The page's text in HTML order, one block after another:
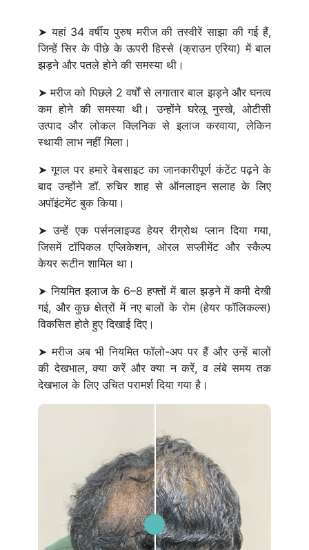
➤ यहां 34 वर्षीय पुरुष मरीज की तस्वीरें साझा की गई हैं,
जिन्हें सिर के पीछे के ऊपरी हिस्से (क्राउन एरिया) में बाल
झड़ने और पतले होने की समस्या थी।
➤ मरीज को पिछले 2 वर्षों से लगातार बाल झड़ने और घनत्व
कम होने की समस्या थी। उन्होंने घरेलू नुस्खे, ओटीसी
उत्पाद और लोकल क्लिनिक से इलाज करवाया, लेकिन
स्थायी लाभ नहीं मिला।
➤ गूगल पर हमारे वेबसाइट का जानकारीपूर्ण कंटेंट पढ़ने के
बाद उन्होंने डॉ. रुचिर शाह से ऑनलाइन सलाह के लिए
अपॉइंटमेंट बुक किया।
➤ उन्हें एक पर्सनलाइज्ड हेयर रीग्रोथ प्लान दिया गया,
जिसमें टॉपिकल एप्लिकेशन, ओरल सप्लीमेंट और स्कैल्प
केयर रूटीन शामिल था।
➤ नियमित इलाज के 6–8 हफ्तों में बाल झड़ने में कमी देखी
गई, और कुछ क्षेत्रों में नए बालों के रोम (हेयर फॉलिकल्स)
विकसित होते हुए दिखाई दिए।
➤ मरीज अब भी नियमित फॉलो-अप पर हैं और उन्हें बालों
की देखभाल, क्या करें और क्या न करें, व लंबे समय तक
देखभाल के लिए उचित परामर्श दिया गया है।
Previous Next